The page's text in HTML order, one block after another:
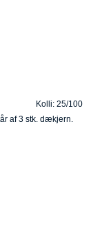
Kolli: 25/100
af 3 stk. dækjern.